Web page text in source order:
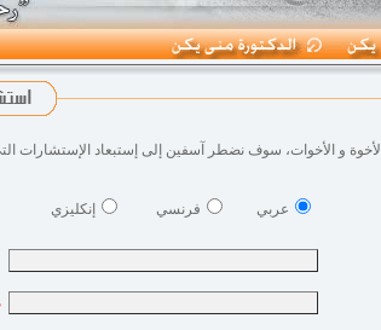
الأخوة و الأخوات، سوف نضطر آسفين إلى إستبعاد الإستشارات
عربي فرنسي إنكليزي